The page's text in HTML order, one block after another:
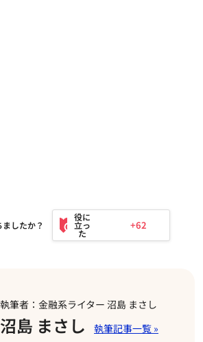
したか？ +62
執筆者：金融系ライター 沼島 まさし
沼島 まさし